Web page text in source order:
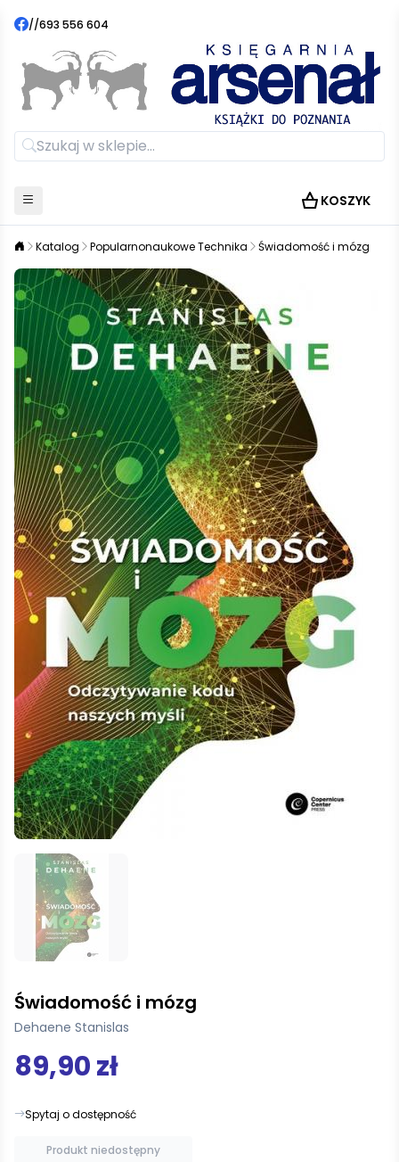
//693 556 604
KOSZYK
Katalog Popularnonaukowe Technika Świadomość i mózg
Świadomość i mózg
Dehaene Stanislas
89,90 zł
Spytaj o dostępność
Produkt niedostępny